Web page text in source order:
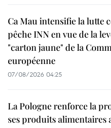
Ca Mau intensifie la lutte
pêche INN en vue de la
"carton jaune" de la
européenne
07/08/2026 04:25
La Pologne renforce la
ses produits alimentaires